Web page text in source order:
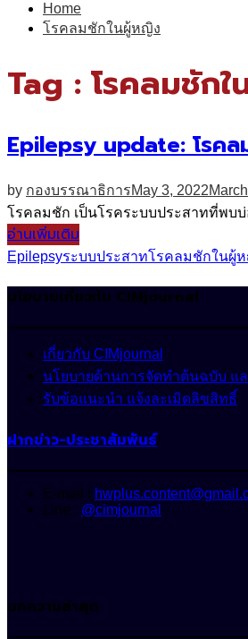
Home
โรคลมชักในผู้หญิง
Tag : โรคลมชัก
Epilepsy update: โรค
by กองบรรณาธิการMay 3, 2022
โรคลมชัก เป็นโรคระบบประสาทที่พ
อ่านเพิ่มเติม
Epilepsyระบบประสาทโรคลมชักในผู้
นโยบายเกี่ยวกับ CIMjournal
เกี่ยวกับ CIMjournal
นโยบายด้านการจัดทำต้นฉบับ แ
รับข้อแนะนำ แจ้งละเมิดลิขสิทธิ์
ฝากข่าว-ประชาสัมพันธ์
E-mail :
Line : @cimjournal
บทความล่าสุด